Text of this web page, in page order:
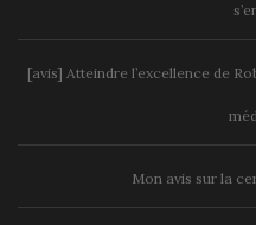
[avis] Atteindre l’excellence de
Mon avis sur la